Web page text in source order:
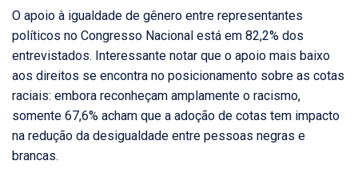
O apoio à igualdade de gênero entre representantes
políticos no Congresso Nacional está em 82,2% dos
entrevistados. Interessante notar que o apoio mais baixo
aos direitos se encontra no posicionamento sobre as cotas
raciais: embora reconheçam amplamente o racismo,
somente 67,6% acham que a adoção de cotas tem impacto
na redução da desigualdade entre pessoas negras e
brancas.